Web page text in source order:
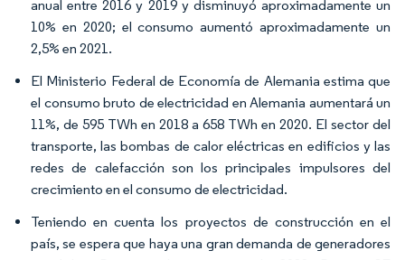
anual entre 2016 y 2019 y disminuyó aproximadamente un
10% en 2020; el consumo aumentó aproximadamente un
2,5% en 2021.
El Ministerio Federal de Economía de Alemania estima que
el consumo bruto de electricidad en Alemania aumentará un
11%, de 595 TWh en 2018 a 658 TWh en 2020. El sector del
transporte, las bombas de calor eléctricas en edificios y las
redes de calefacción son los principales impulsores del
crecimiento en el consumo de electricidad.
Teniendo en cuenta los proyectos de construcción en el
país, se espera que haya una gran demanda de generadores